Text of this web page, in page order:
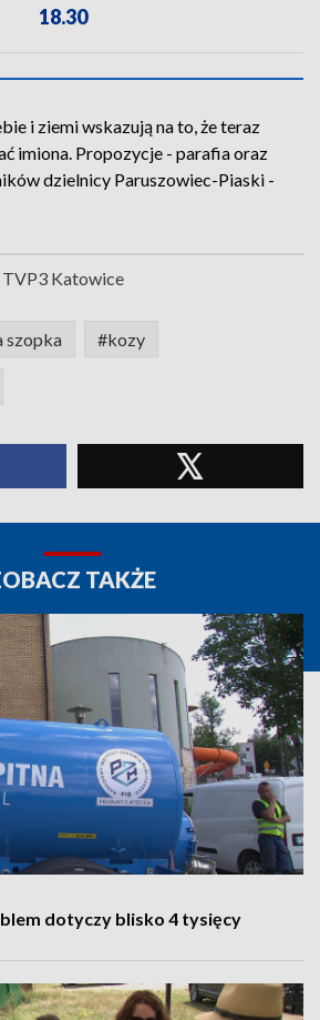
18.30
i ziemi wskazują na to, że teraz
imiona. Propozycje - parafia oraz
dzielnicy Paruszowiec-Piaski -
Katowice
szopka #kozy
TAKŻE
dotyczy blisko 4 tysięcy